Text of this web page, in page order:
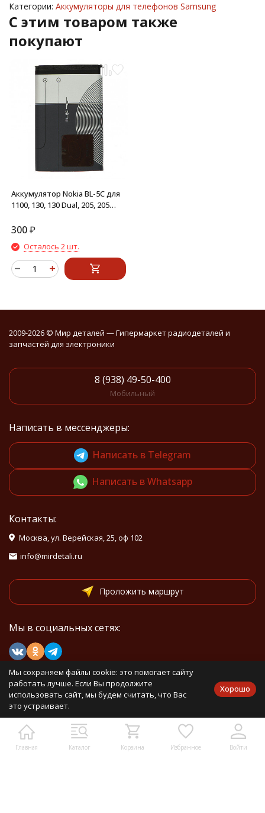
Категории: Аккумуляторы для телефонов Samsung
C этим товаром также
покупают
Аккумулятор Nokia BL-5C для
1100, 130, 130 Dual, 205, 205
Dual, 230
300₽
Осталось 2 шт.
Главная Каталог Корзина Избранное Войти
2009-2026 © Мир деталей — Гипермаркет радиодеталей и
запчастей для электроники
8 (938) 49-50-400
Мобильный
Написать в мессенджеры:
Написать в Telegram
Написать в Whatsapp
Контакты:
Москва, ул. Верейская, 25, оф 102
info@mirdetali.ru
Проложить маршрут
Мы в социальных сетях:
Мы на маркетплейсах
Каталог товаров
Мы сохраняем файлы cookie: это помогает сайту
работать лучше. Если Вы продолжите
использовать сайт, мы будем считать, что Вас
это устраивает.
Хорошо